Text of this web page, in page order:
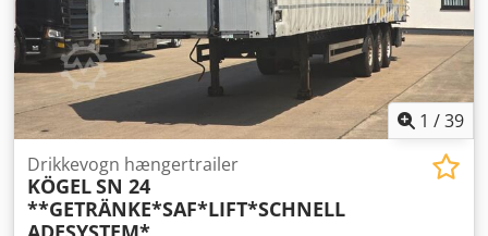
1 /39
Drikkevogn hængertrailer
KÖGELSN 24
**GETRÄNKE*SAF*LIFT*SCHNELL